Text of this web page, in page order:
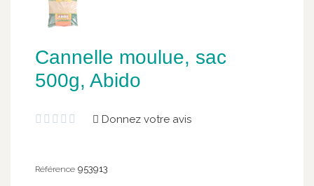
Cannelle moulue, sac
500g, Abido
     Donnez votre avis
Référence 953913